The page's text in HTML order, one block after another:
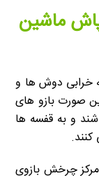
ماشین
خرابی دوش ها و
صورت بازو های
و به قفسه ها
چرخش بازوی